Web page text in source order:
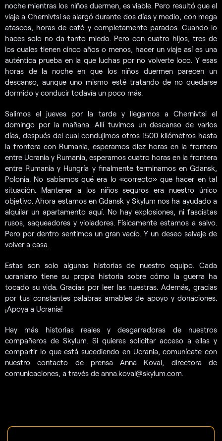
noche mientras los niños duermen, es viable. Pero resultó que el
viaje a Chernivtsi se alargó durante dos días y medio, con mega
atascos, horas de café y completamente parados. Cuando lo
haces solo no da tanto miedo. Pero con cuatro hijos, tres de
los cuales tienen cinco años o menos, hacer un viaje así es una
auténtica prueba en la que luchas por no volverte loco. Y esas
horas de la noche en que los niños duermen parecen un
descanso, aunque uno mismo esté tratando de no quedarse
dormido y conducir todavía un poco más.
Salimos el jueves por la tarde y llegamos a Chernivtsi el
domingo por la mañana. Allí tuvimos un descanso de varios
días, después del cual condujimos otros 1500 kilómetros hasta
la frontera con Rumania, esperamos diez horas en la frontera
entre Ucrania y Rumania, esperamos cuatro horas en la frontera
entre Rumania y Hungría y finalmente terminamos en Gdansk,
Polonia. No sabíamos qué era lo «correcto» que hacer en tal
situación. Mantener a los niños seguros era nuestro único
objetivo. Ahora estamos en Gdansk y Skylum nos ha ayudado a
alquilar un apartamento aquí. No hay explosiones, ni fascistas
rusos, saqueadores y violadores. Físicamente estamos a salvo.
Pero por dentro sentimos un gran vacío. Y un deseo salvaje de
volver a casa.
Estas son solo algunas historias de nuestro equipo. Cada
ucraniano tiene su propia historia sobre cómo la guerra ha
tocado su vida. Gracias por leer las nuestras. Además, gracias
por tus constantes palabras amables de apoyo y donaciones.
¡Apoya a Ucrania!
Hay más historias reales y desgarradoras de nuestros
compañeros de Skylum. Si quieres solicitar acceso a ellas y
compartir lo que está sucediendo en Ucrania, comunícate con
nuestro contacto de prensa Anna Koval, directora de
comunicaciones, a través de anna.koval@skylum.com.